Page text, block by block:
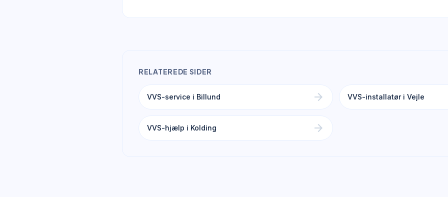
RELATEREDE SIDER
VVS-service i Billund arrow_forward VVS-installatør i Vejle
VVS-hjælp i Kolding arrow_forward